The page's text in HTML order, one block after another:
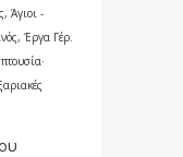
, Άγιοι -
, Έργα Γέρ.